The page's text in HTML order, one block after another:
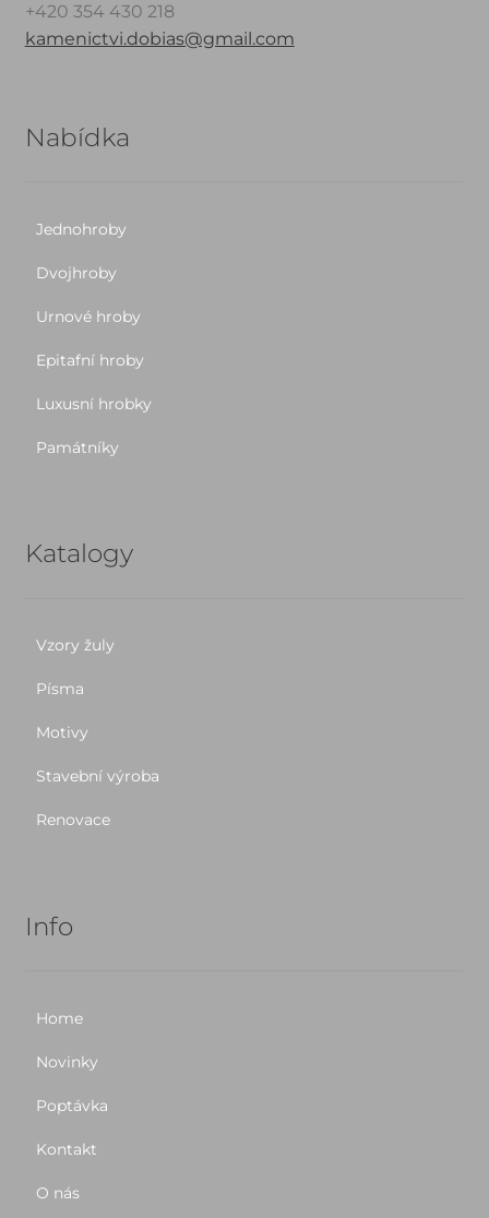
+420 354 430 218
kamenictvi.dobias@gmail.com
Nabídka
Jednohroby
Dvojhroby
Urnové hroby
Epitafní hroby
Luxusní hrobky
Památníky
Katalogy
Vzory žuly
Písma
Motivy
Stavební výroba
Renovace
Info
Home
Novinky
Poptávka
Kontakt
O nás